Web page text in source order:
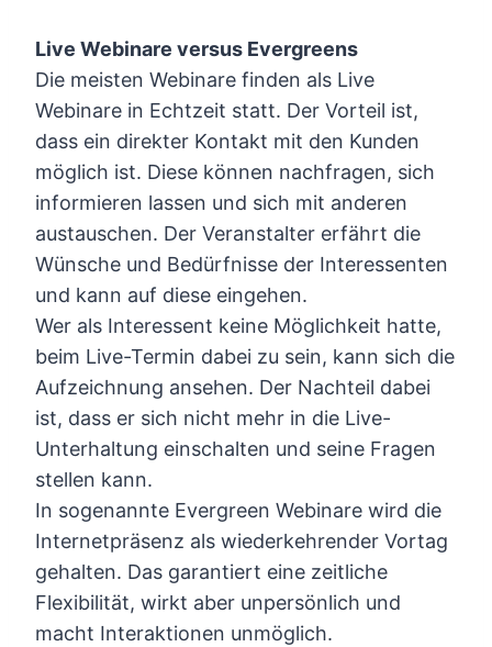
Live Webinare versus Evergreens
Die meisten Webinare finden als Live
Webinare in Echtzeit statt. Der Vorteil ist,
dass ein direkter Kontakt mit den Kunden
möglich ist. Diese können nachfragen, sich
informieren lassen und sich mit anderen
austauschen. Der Veranstalter erfährt die
Wünsche und Bedürfnisse der Interessenten
und kann auf diese eingehen.
Wer als Interessent keine Möglichkeit hatte,
beim Live-Termin dabei zu sein, kann sich die
Aufzeichnung ansehen. Der Nachteil dabei
ist, dass er sich nicht mehr in die Live-
Unterhaltung einschalten und seine Fragen
stellen kann.
In sogenannte Evergreen Webinare wird die
Internetpräsenz als wiederkehrender Vortag
gehalten. Das garantiert eine zeitliche
Flexibilität, wirkt aber unpersönlich und
macht Interaktionen unmöglich.